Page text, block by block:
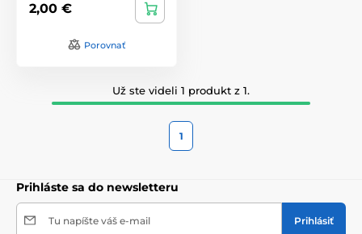
2,00 €
Porovnať
Už ste videli 1 produkt z 1.
1
Prihláste sa do newsletteru
Tu napíšte váš e-mail Prihlásiť